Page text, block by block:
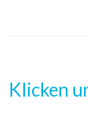
Klicken